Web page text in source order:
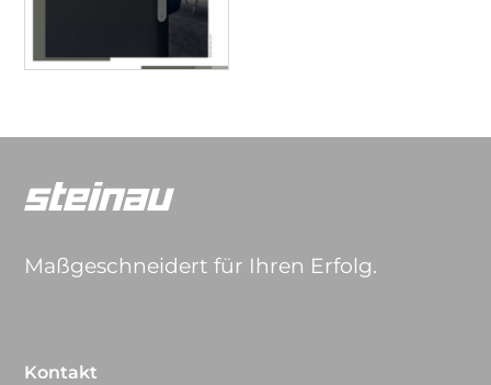
Maßgeschneidert für Ihren Erfolg.
Kontakt